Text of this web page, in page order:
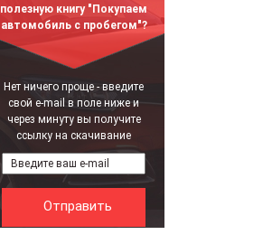
полезную книгу "Покупаем
автомобиль с пробегом"?
Нет ничего проще - введите
свой e-mail в поле ниже и
через минуту вы получите
ссылку на скачивание